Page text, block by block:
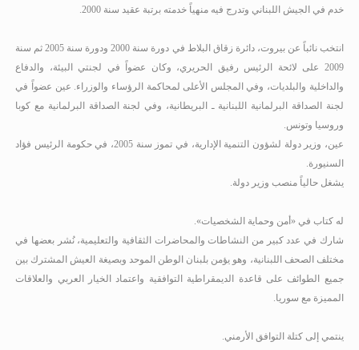
خدم في الجيش اللبناني وتدرج فيه منهياً خدمته برتبة عقيد سنة 2000
.
انتخب نائباً عن بيروت، دائرة زقاق البلاط في دورة سنة 2000 ودورة سنة 2005 ثم سنة
2009 على لائحة الرئيس رفيق الحريري، وكان عضواً في لجنتي البيئة، والدفاع
والداخلية والبلديات، وفي المجلس الأعلى لمحاكمة الرؤساء والوزراء. عين عضواً في
لجنة الصداقة البرلمانية اللبنانية ـ البريطانية، وفي لجنة الصداقة البرلمانية مع كوبا
وروسيا وتونس.
عين، وزير دولة لشؤون التنمية الإدارية، في تموز سنة 2005، في حكومة الرئيس فؤاد
السنيورة.
يشغل حالياً منصب وزير دولة.
له كتاب في «أمن وحماية الشخصيات».
شارك في عدد كبير من النشاطات والمحاضرات الثقافية والتعليمية، نُشر بعضها في
مختلف الصحف اللبنانية، وهو يؤمن بلبنان الوطن الموحد وبصيغة العيش المشترك بين
جميع الطوائف على قاعدة الديمقراطية التوافقية واعتماد الخيار العربي والعلاقات
المميزة مع سوريا.
ينتمي إلى كتلة التوافق الأرمني.